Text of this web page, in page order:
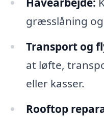
græsslåning
Transport og
at løfte,
eller kasser.
Rooftop